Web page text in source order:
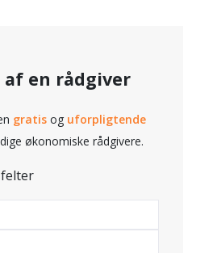
en rådgiver
gratisog uforpligtende
økonomiske rådgivere.